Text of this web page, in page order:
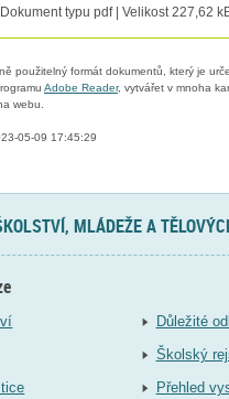
Dokument typu pdf | Velikost 227,62
použitelný formát dokumentů, který je
Adobe Reader, vytvářet v mnoha
webu.
05-09 17:45:29
MLÁDEŽE A
Důležité
Školský
Přehled